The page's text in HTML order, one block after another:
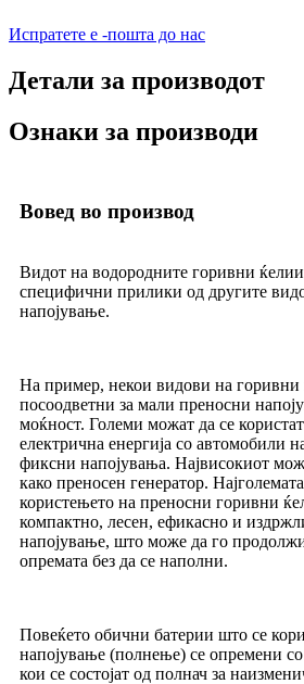
Испратете е -пошта до нас
Детали за производот
Ознаки за производи
Вовед во производ
Видот на водородните горивни ќелии
специфични прилики од другите
напојување.
На пример, некои видови на горивни
посоодветни за мали преносни
моќност. Големи можат да се
електрична енергија со автомобили
фиксни напојувања. Највисокиот
како преносен генератор.
користењето на преносни горивни
компактно, лесен, ефикасно и
напојување, што може да го
опремата без да се наполни.
Повеќето обични батерии што се
напојување (полнење) се опремени
кои се состојат од полнач за